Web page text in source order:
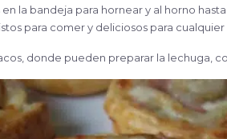
la bandeja para hornear y al horno
para comer y deliciosos para
donde pueden preparar la lechuga,